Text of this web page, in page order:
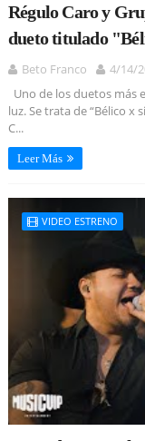
Régulo Caro y
dueto titulado
Beto Franco
4/14/
Uno de los duetos más
luz. Se trata de “Bélico x
C...
Leer Más
VIDEO ESTRENO